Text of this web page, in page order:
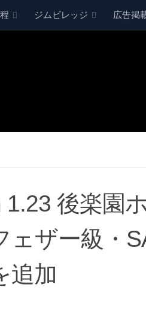
ジムビレッジ 広告掲
1.23 後楽園
ェザー級・
追加